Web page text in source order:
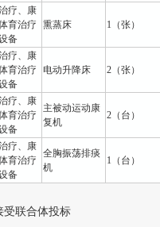
疗、康
育治疗
备
熏蒸床 1（张）
疗、康
育治疗
备
电动升降床 2（张）
疗、康
育治疗
备
主被动运动康
复机
2（台）
疗、康
育治疗
备
全胸振荡排痰
机
1（台）
联合体投标